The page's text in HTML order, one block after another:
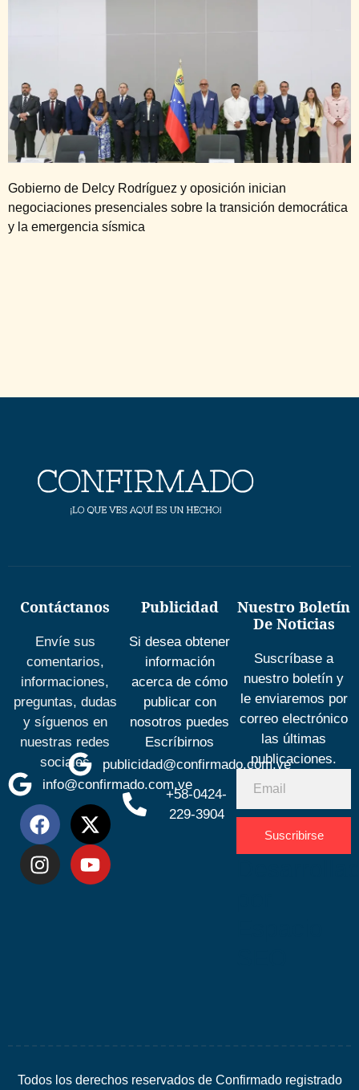
Gobierno de Delcy Rodríguez y oposición inician
negociaciones presenciales sobre la transición democrática
y la emergencia sísmica
Contáctanos
Envíe sus
comentarios,
informaciones,
preguntas, dudas
y síguenos en
nuestras redes
sociales
info@confirmado.com.ve
Publicidad
Si desea obtener
información
acerca de cómo
publicar con
nosotros puedes
Escríbirnos
publicidad@confirmado.com.ve
+58-0424-
229-3904
Nuestro Boletín
De Noticias
Suscríbase a
nuestro boletín y
le enviaremos por
correo electrónico
las últimas
publicaciones.
Suscribirse
Todos los derechos reservados de Confirmado registrado